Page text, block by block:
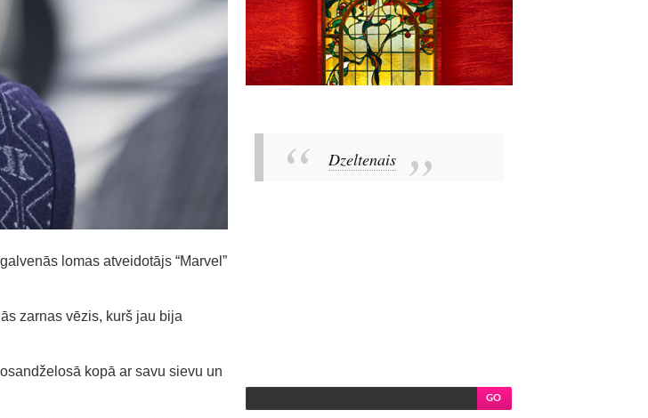
lomas atveidotājs “Marvel”
zarnas vēzis, kurš jau bija
kopā ar savu sievu un
Dzeltenais